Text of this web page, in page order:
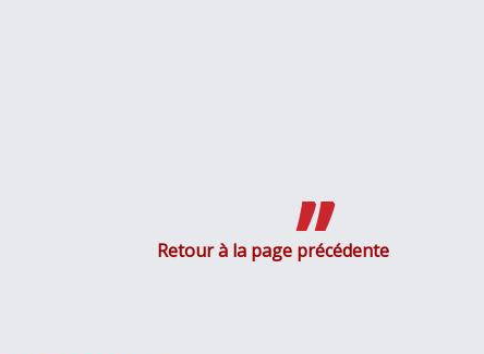
Retour à la page précédente